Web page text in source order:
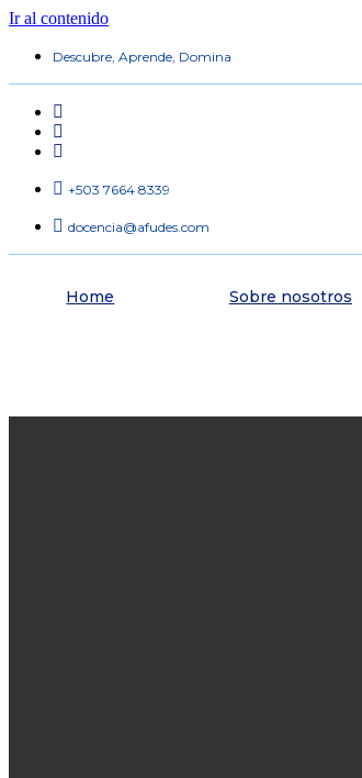
Ir al contenido
Descubre, Aprende, Domina
+503 7664 8339
docencia@afudes.com
Home Sobre nosotros